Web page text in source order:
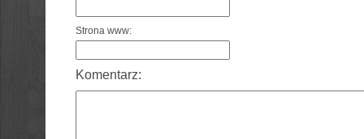
Strona www:
Komentarz: